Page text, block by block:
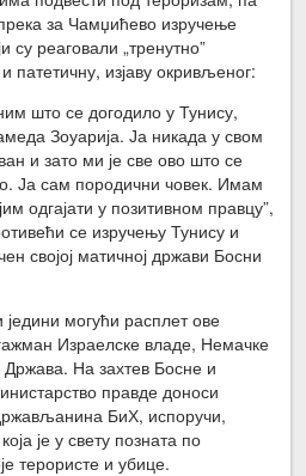
за Чамџићево изручење
су реаговали „тренутно”
патетичну, изјаву окривљеног:
што се догодило у Тунису,
Зоуарија. Ја никада у свом
и зато ми је све ово што се
Ја сам породични човек. Имам
одгајати у позитивном правцу”,
се изручењу Тунису и
својој матичној држави Босни
могући расплет ове
Израелске владе, Немачке
На захтев Босне и
правде доноси
БиХ, испоручи,
је у свету позната по
терористе и убице.